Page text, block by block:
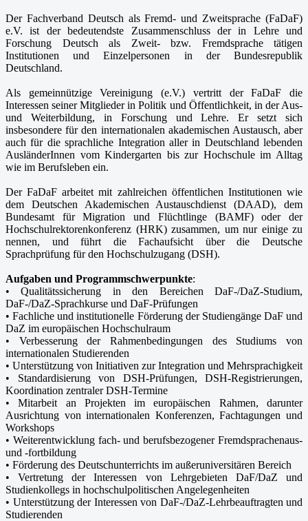
Der Fachverband Deutsch als Fremd- und Zweitsprache (FaDaF)
e.V. ist der bedeutendste Zusammenschluss der in Lehre und
Forschung Deutsch als Zweit- bzw. Fremdsprache tätigen
Institutionen und Einzelpersonen in der Bundesrepublik
Deutschland.
Als gemeinnützige Vereinigung (e.V.) vertritt der FaDaF die
Interessen seiner Mitglieder in Politik und Öffentlichkeit, in der Aus-
und Weiterbildung, in Forschung und Lehre. Er setzt sich
insbesondere für den internationalen akademischen Austausch, aber
auch für die sprachliche Integration aller in Deutschland lebenden
AusländerInnen vom Kindergarten bis zur Hochschule im Alltag
wie im Berufsleben ein.
Der FaDaF arbeitet mit zahlreichen öffentlichen Institutionen wie
dem Deutschen Akademischen Austauschdienst (DAAD), dem
Bundesamt für Migration und Flüchtlinge (BAMF) oder der
Hochschulrektorenkonferenz (HRK) zusammen, um nur einige zu
nennen, und führt die Fachaufsicht über die Deutsche
Sprachprüfung für den Hochschulzugang (DSH).
Aufgaben und Programmschwerpunkte:
• Qualitätssicherung in den Bereichen DaF-/DaZ-Studium,
DaF-/DaZ-Sprachkurse und DaF-Prüfungen
• Fachliche und institutionelle Förderung der Studiengänge DaF und
DaZ im europäischen Hochschulraum
• Verbesserung der Rahmenbedingungen des Studiums von
internationalen Studierenden
• Unterstützung von Initiativen zur Integration und Mehrsprachigkeit
• Standardisierung von DSH-Prüfungen, DSH-Registrierungen,
Koordination zentraler DSH-Termine
• Mitarbeit an Projekten im europäischen Rahmen, darunter
Ausrichtung von internationalen Konferenzen, Fachtagungen und
Workshops
• Weiterentwicklung fach- und berufsbezogener Fremdsprachenaus-
und -fortbildung
• Förderung des Deutschunterrichts im außeruniversitären Bereich
• Vertretung der Interessen von Lehrgebieten DaF/DaZ und
Studienkollegs in hochschulpolitischen Angelegenheiten
• Unterstützung der Interessen von DaF-/DaZ-Lehrbeauftragten und
Studierenden